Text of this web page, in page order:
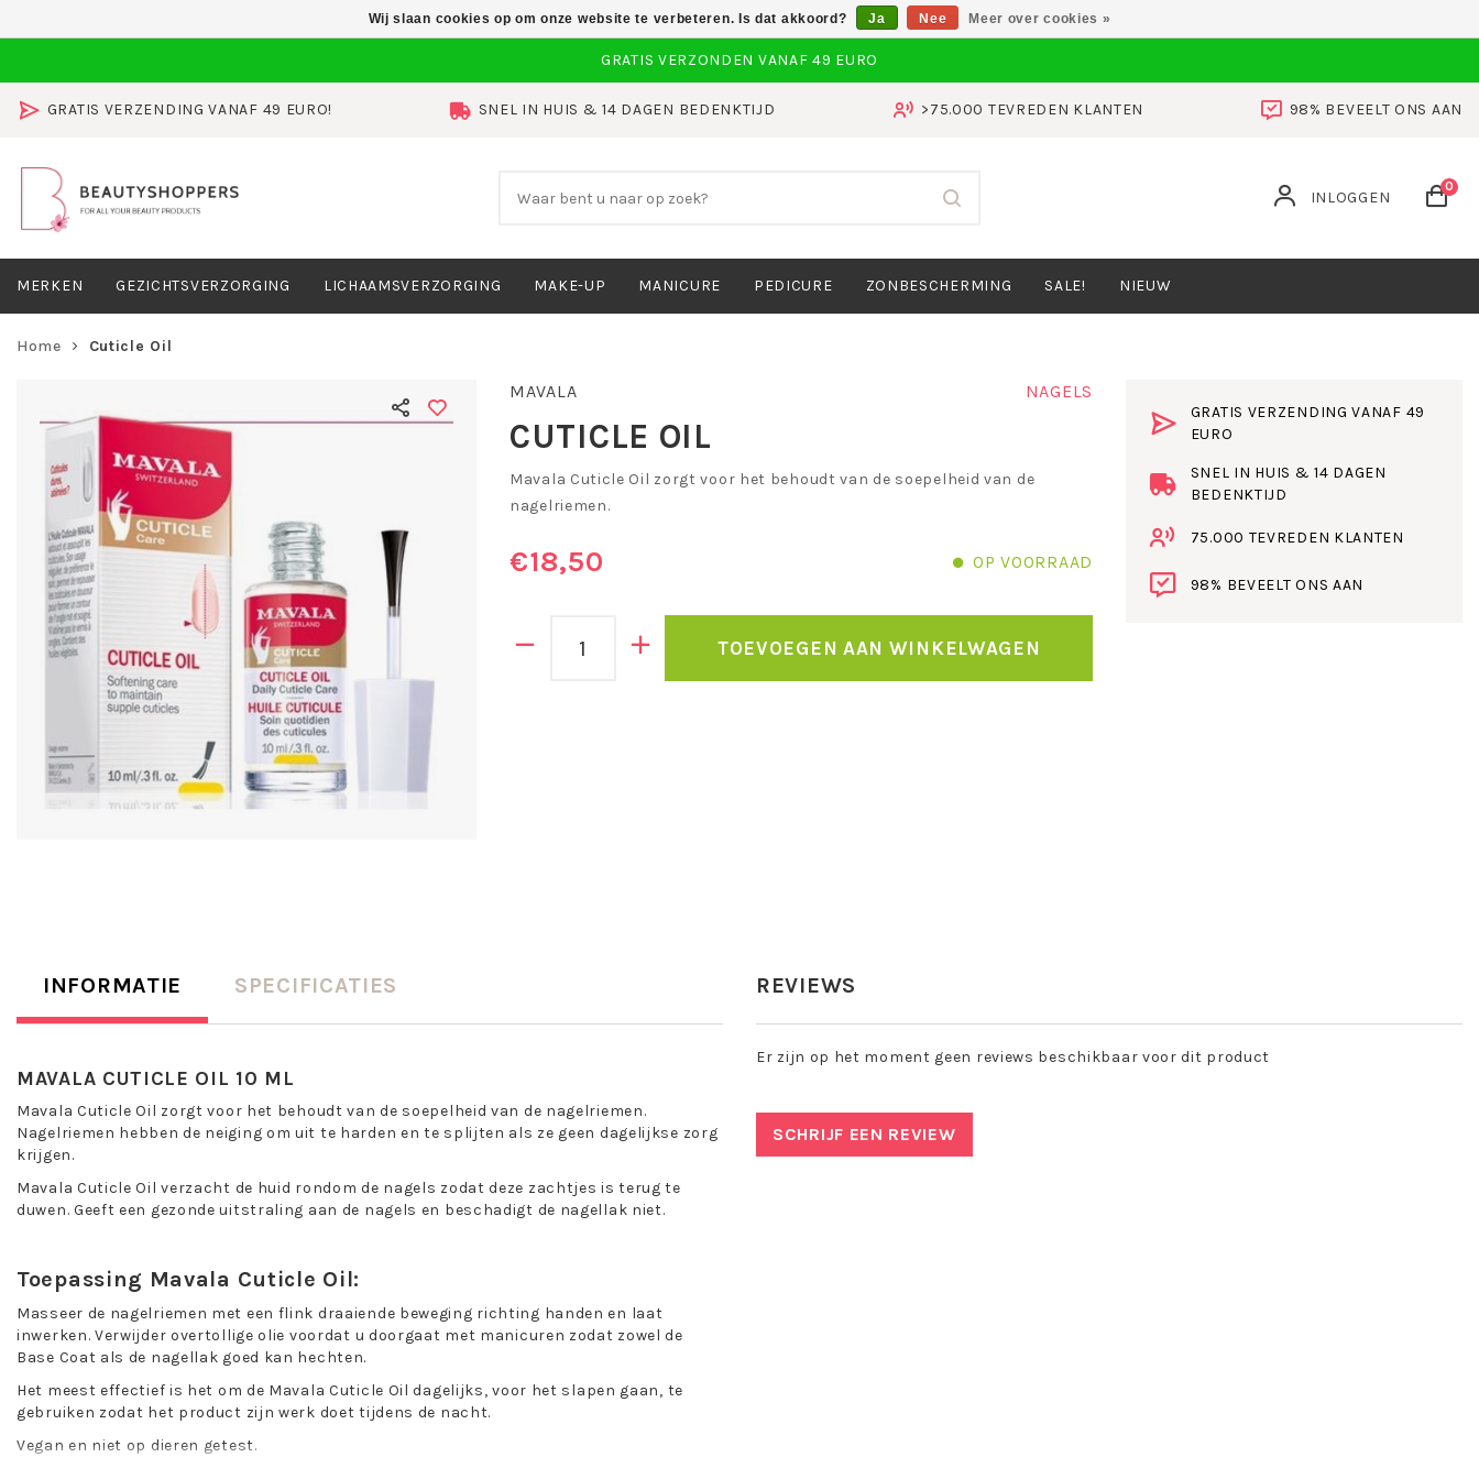
GRATIS VERZENDING VANAF 49 EURO! SNEL IN HUIS & 14 DAGEN BEDENKTIJD >75.000 TEVREDEN KLANTEN 98% BEVEELT ONS AAN
INLOGGEN
0
MERKEN GEZICHTSVERZORGING LICHAAMSVERZORGING MAKE-UP MANICURE PEDICURE ZONBESCHERMING SALE! NIEUW
Home Cuticle Oil
MAVALA NAGELS
CUTICLE OIL
Mavala Cuticle Oil zorgt voor het behoudt van de soepelheid van de
nagelriemen.
€18,50 OP VOORRAAD
TOEVOEGEN AAN WINKELWAGEN
GRATIS VERZENDING VANAF 49
EURO
SNEL IN HUIS & 14 DAGEN
BEDENKTIJD
75.000 TEVREDEN KLANTEN
98% BEVEELT ONS AAN
INFORMATIE SPECIFICATIES
MAVALA CUTICLE OIL 10 ML
Mavala Cuticle Oil zorgt voor het behoudt van de soepelheid van de nagelriemen.
Nagelriemen hebben de neiging om uit te harden en te splijten als ze geen dagelijkse zorg
krijgen.
Mavala Cuticle Oil verzacht de huid rondom de nagels zodat deze zachtjes is terug te
duwen. Geeft een gezonde uitstraling aan de nagels en beschadigt de nagellak niet.
Toepassing Mavala Cuticle Oil:
Masseer de nagelriemen met een flink draaiende beweging richting handen en laat
inwerken. Verwijder overtollige olie voordat u doorgaat met manicuren zodat zowel de
Base Coat als de nagellak goed kan hechten.
Het meest effectief is het om de Mavala Cuticle Oil dagelijks, voor het slapen gaan, te
gebruiken zodat het product zijn werk doet tijdens de nacht.
Vegan en niet op dieren getest.
REVIEWS
Er zijn op het moment geen reviews beschikbaar voor dit product
SCHRIJF EEN REVIEW
Wij slaan cookies op om onze website te verbeteren. Is dat akkoord? Ja Nee Meer over cookies »